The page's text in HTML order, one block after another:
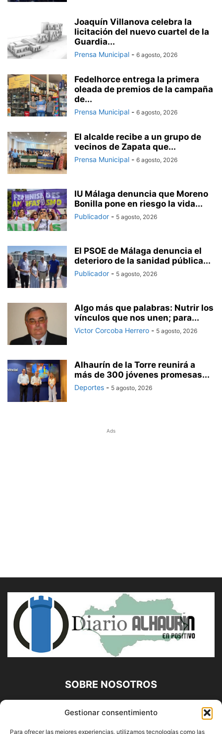
Gestionar consentimiento
Para ofrecer las mejores experiencias, utilizamos tecnologías como las
Joaquín Villanova celebra la
licitación del nuevo cuartel de la
Guardia...
Prensa Municipal - 6 agosto, 2026
Fedelhorce entrega la primera
oleada de premios de la campaña
de...
Prensa Municipal - 6 agosto, 2026
El alcalde recibe a un grupo de
vecinos de Zapata que...
Prensa Municipal - 6 agosto, 2026
IU Málaga denuncia que Moreno
Bonilla pone en riesgo la vida...
Publicador - 5 agosto, 2026
El PSOE de Málaga denuncia el
deterioro de la sanidad pública...
Publicador - 5 agosto, 2026
Algo más que palabras: Nutrir los
vínculos que nos unen; para...
Victor Corcoba Herrero - 5 agosto, 2026
Alhaurín de la Torre reunirá a
más de 300 jóvenes promesas...
Deportes - 5 agosto, 2026
Ads
SOBRE NOSOTROS
Diario Alhaurín (www.alhaurindelatorre.com) Propiedad de
Francisco E. López López | 639 95 71 95 | Noticias de
Alhaurín de la Torre, Málaga y Provincia|